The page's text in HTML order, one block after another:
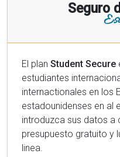
Seguro
El plan Student Secure
estudiantes internacionales.
internactionales en los
estadounidenses en al
introduzca sus datos a
presupuesto gratuito y
linea.